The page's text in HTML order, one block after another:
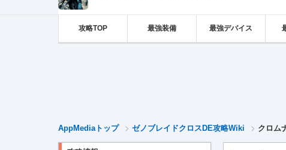
攻略TOP 最強装備 最強デバイス
AppMediaトップ ゼノブレイドクロスDE攻略Wiki クロム